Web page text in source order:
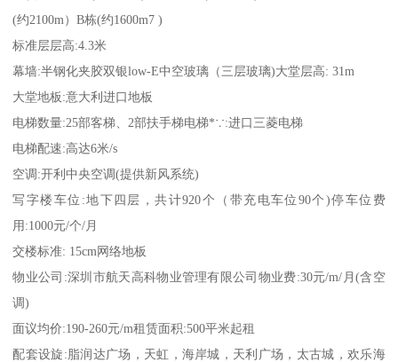
(约2100m）B栋(约1600m7 )
标准层层高:4.3米
幕墙:半钢化夹胶双银low-E中空玻璃（三层玻璃)大堂层高: 31m
大堂地板:意大利进口地板
电梯数量:25部客梯、2部扶手梯电梯*∵:进口三菱电梯
电梯配速:高达6米/s
空调:开利中央空调(提供新风系统)
写字楼车位:地下四层，共计920个（带充电车位90个)停车位费
用:1000元/个/月
交楼标准: 15cm网络地板
物业公司:深圳市航天高科物业管理有限公司物业费:30元/m/月(含空
调)
面议均价:190-260元/m租赁面积:500平米起租
配套设旋:脂润达广场，天虹，海岸城，天利广场，太古城，欢乐海